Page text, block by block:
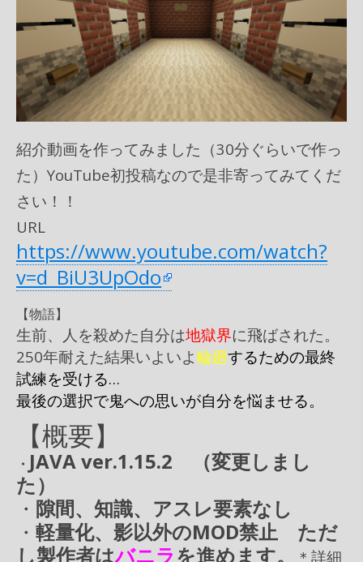
紹介動画を作ってみました（30分ぐらいで作っ
た）YouTube初投稿なので是非寄ってみてくだ
さい！！
URL
https://www.youtube.com/watch?
v=d_BiU3UpOdo
【物語】
生前、人を殺めた自分は地獄界に飛ばされた。
250年耐えた結果いよいよ輪廻するための最終
試練を受ける…
最後の選択で鬼への思いが自分を悩ませる。
【概要】
・ JAVA ver.1.15.2 （変更しまし
た）
・ 隙間、知識、アスレ要素なし
・ 軽量化、影以外のMOD禁止 ただ
し製作者はバニラを進めます。 ＊詳細